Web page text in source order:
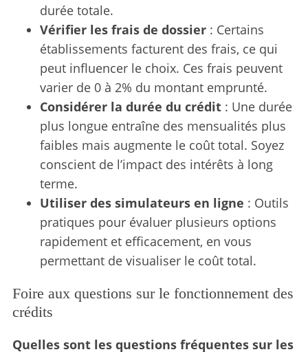
durée totale.
Vérifier les frais de dossier: Certains
établissements facturent des frais, ce qui
peut influencer le choix. Ces frais peuvent
varier de 0 à 2% du montant emprunté.
Considérer la durée du crédit: Une durée
plus longue entraîne des mensualités plus
faibles mais augmente le coût total. Soyez
conscient de l’impact des intérêts à long
terme.
Utiliser des simulateurs en ligne : Outils
pratiques pour évaluer plusieurs options
rapidement et efficacement, en vous
permettant de visualiser le coût total.
Foire aux questions sur le fonctionnement des
crédits
Quelles sont les questions fréquentes sur les